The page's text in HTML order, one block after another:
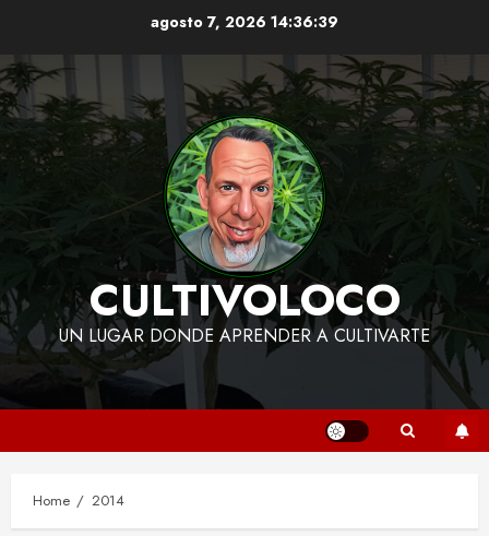
content
agosto 7, 2026 14:36:40
CULTIVOLOCO
UN LUGAR DONDE APRENDER A CULTIVARTE
Home 2014